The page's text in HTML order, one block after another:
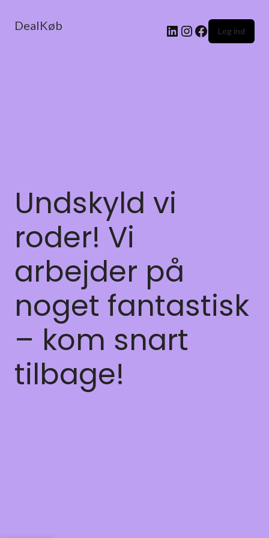
DealKøb Log ind
Undskyld vi
roder! Vi
arbejder på
noget fantastisk
– kom snart
tilbage!